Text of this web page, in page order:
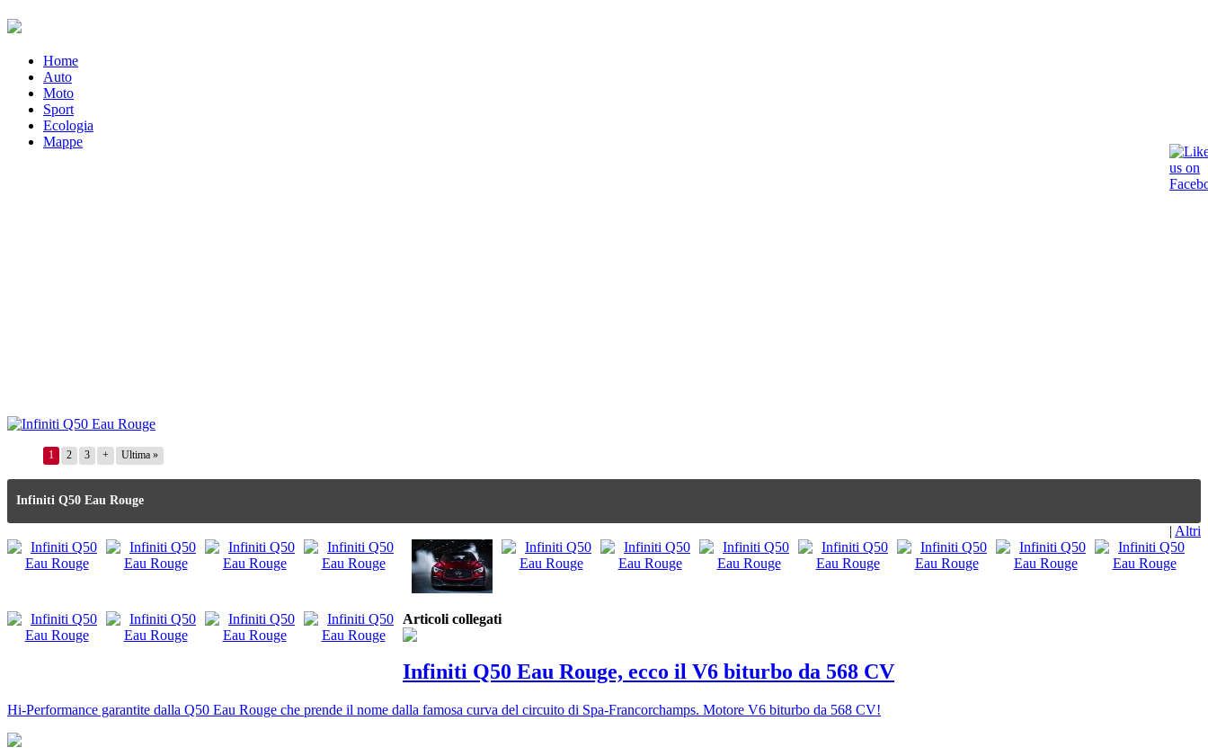
Home
Auto
Moto
Sport
Ecologia
Mappe
1 2 3 + Ultima »
Infiniti Q50 Eau Rouge
| Altri
Articoli collegati
Infiniti Q50 Eau Rouge, ecco il V6 biturbo da 568 CV
Hi-Performance garantite dalla Q50 Eau Rouge che prende il nome dalla famosa curva del circuito di Spa-Francorchamps. Motore V6 biturbo da 568 CV!